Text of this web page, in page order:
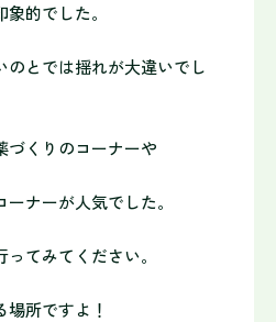
的でした。
のとでは揺れが大違いでし
づくりのコーナーや
ナーが人気でした。
てみてください。
所ですよ！